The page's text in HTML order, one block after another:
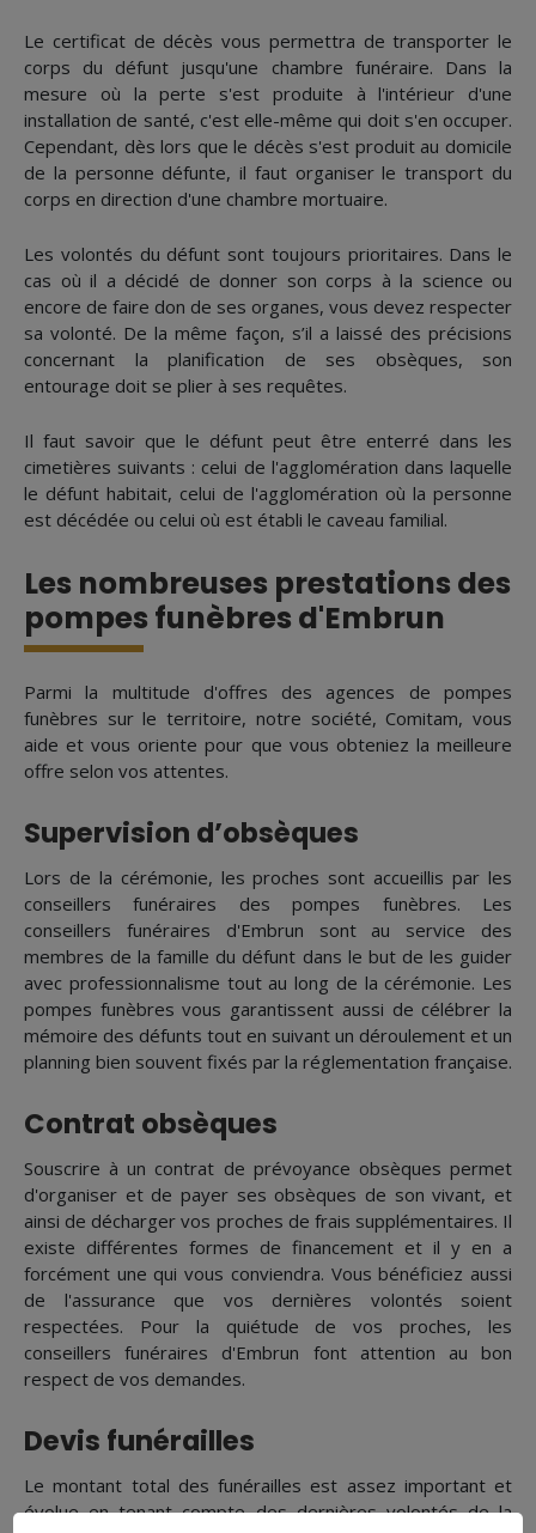
Le certificat de décès vous permettra de transporter le
corps du défunt jusqu'une chambre funéraire. Dans la
mesure où la perte s'est produite à l'intérieur d'une
installation de santé, c'est elle-même qui doit s'en occuper.
Cependant, dès lors que le décès s'est produit au domicile
de la personne défunte, il faut organiser le transport du
corps en direction d'une chambre mortuaire.
Les volontés du défunt sont toujours prioritaires. Dans le
cas où il a décidé de donner son corps à la science ou
encore de faire don de ses organes, vous devez respecter
sa volonté. De la même façon, s’il a laissé des précisions
concernant la planification de ses obsèques, son
entourage doit se plier à ses requêtes.
Il faut savoir que le défunt peut être enterré dans les
cimetières suivants : celui de l'agglomération dans laquelle
le défunt habitait, celui de l'agglomération où la personne
est décédée ou celui où est établi le caveau familial.
Les nombreuses prestations des
pompes funèbres d'Embrun
Parmi la multitude d'offres des agences de pompes
funèbres sur le territoire, notre société, Comitam, vous
aide et vous oriente pour que vous obteniez la meilleure
offre selon vos attentes.
Supervision d’obsèques
Lors de la cérémonie, les proches sont accueillis par les
conseillers funéraires des pompes funèbres. Les
conseillers funéraires d'Embrun sont au service des
membres de la famille du défunt dans le but de les guider
avec professionnalisme tout au long de la cérémonie. Les
pompes funèbres vous garantissent aussi de célébrer la
mémoire des défunts tout en suivant un déroulement et un
planning bien souvent fixés par la réglementation française.
Contrat obsèques
Souscrire à un contrat de prévoyance obsèques permet
d'organiser et de payer ses obsèques de son vivant, et
ainsi de décharger vos proches de frais supplémentaires. Il
existe différentes formes de financement et il y en a
forcément une qui vous conviendra. Vous bénéficiez aussi
de l'assurance que vos dernières volontés soient
respectées. Pour la quiétude de vos proches, les
conseillers funéraires d'Embrun font attention au bon
respect de vos demandes.
Devis funérailles
Le montant total des funérailles est assez important et
évolue en tenant compte des dernières volontés de la